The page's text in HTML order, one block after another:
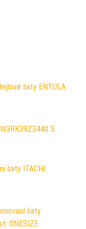
šaty ENTULA
S
šaty ITACHI
šaty
ONESIZE